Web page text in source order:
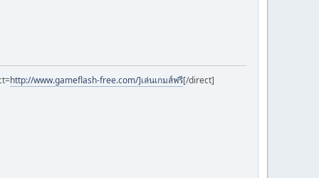
http://www.gameflash-free.com/]เล่นเกมส์ฟรี[/direct]